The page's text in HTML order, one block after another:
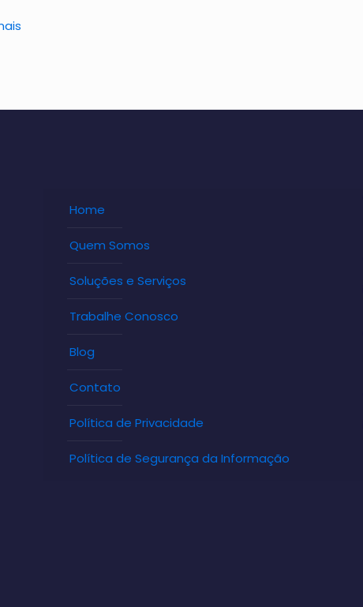
Home
Quem Somos
Soluções e Serviços
Trabalhe Conosco
Blog
Contato
Política de Privacidade
Política de Segurança da Informação